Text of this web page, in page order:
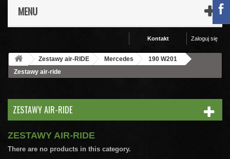
MENU
Zaloguj się
Kontakt
Zestawy air-RIDE Mercedes
190 W201
Zestawy air-ride
ZESTAWY AIR-RIDE
ZESTAWY AIR-RIDE
There are no products in this category.